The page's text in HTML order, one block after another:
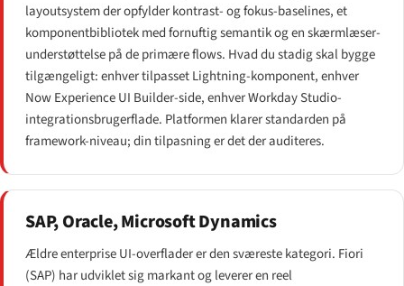
layoutsystem der opfylder kontrast- og fokus-baselines, et
komponentbibliotek med fornuftig semantik og en skærmlæser-
understøttelse på de primære flows. Hvad du stadig skal bygge
tilgængeligt: enhver tilpasset Lightning-komponent, enhver
Now Experience UI Builder-side, enhver Workday Studio-
integrationsbrugerflade. Platformen klarer standarden på
framework-niveau; din tilpasning er det der auditeres.
SAP, Oracle, Microsoft Dynamics
Ældre enterprise UI-overflader er den sværeste kategori. Fiori
(SAP) har udviklet sig markant og leverer en reel